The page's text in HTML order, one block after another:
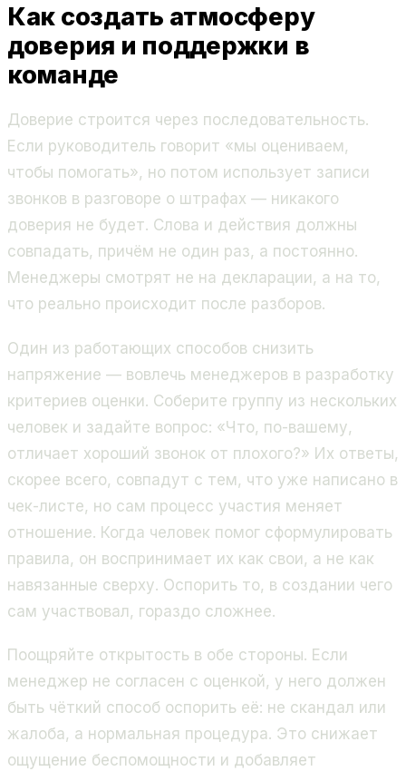
Как создать атмосферу
доверия и поддержки в
команде
Доверие строится через последовательность.
Если руководитель говорит «мы оцениваем,
чтобы помогать», но потом использует записи
звонков в разговоре о штрафах — никакого
доверия не будет. Слова и действия должны
совпадать, причём не один раз, а постоянно.
Менеджеры смотрят не на декларации, а на то,
что реально происходит после разборов.
Один из работающих способов снизить
напряжение — вовлечь менеджеров в разработку
критериев оценки. Соберите группу из нескольких
человек и задайте вопрос: «Что, по-вашему,
отличает хороший звонок от плохого?» Их ответы,
скорее всего, совпадут с тем, что уже написано в
чек-листе, но сам процесс участия меняет
отношение. Когда человек помог сформулировать
правила, он воспринимает их как свои, а не как
навязанные сверху. Оспорить то, в создании чего
сам участвовал, гораздо сложнее.
Поощряйте открытость в обе стороны. Если
менеджер не согласен с оценкой, у него должен
быть чёткий способ оспорить её: не скандал или
жалоба, а нормальная процедура. Это снижает
ощущение беспомощности и добавляет